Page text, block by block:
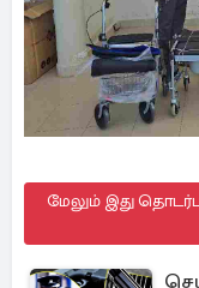
மேலும் இது